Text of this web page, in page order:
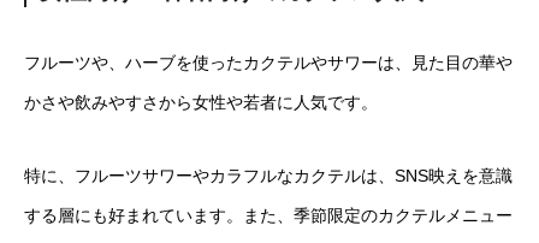
フルーツや、ハーブを使ったカクテルやサワーは、見た目の華や
かさや飲みやすさから女性や若者に人気です。
特に、フルーツサワーやカラフルなカクテルは、SNS映えを意識
する層にも好まれています。また、季節限定のカクテルメニュー